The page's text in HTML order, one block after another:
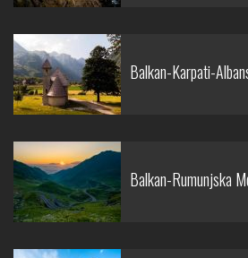
Balkan-Karpati-
Balkan-Rumunjska